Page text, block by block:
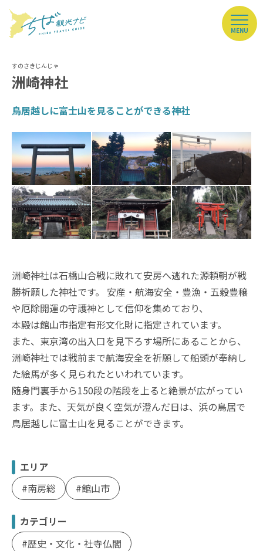
MENU
洲崎神社
鳥居越しに富士山を見ることができる神社
洲崎神社は石橋山合戦に敗れて安房へ逃れた源頼朝が戦
勝祈願した神社です。 安産・航海安全・豊漁・五穀豊穣
や厄除開運の守護神として信仰を集めており、
本殿は館山市指定有形文化財に指定されています。
また、東京湾の出入口を見下ろす場所にあることから、
洲崎神社では戦前まで航海安全を祈願して船頭が奉納し
た絵馬が多く見られたといわれています。
随身門裏手から150段の階段を上ると絶景が広がってい
ます。また、天気が良く空気が澄んだ日は、浜の鳥居で
鳥居越しに富士山を見ることができます。
エリア
南房総
館山市
カテゴリー
歴史・文化・社寺仏閣